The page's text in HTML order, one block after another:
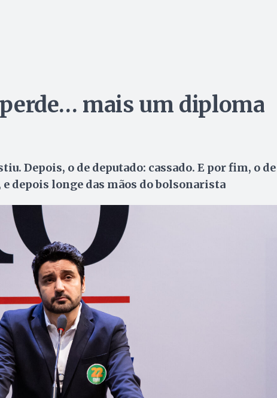
mais um diploma
Depois, o de deputado: cassado. E por fim, o de
depois longe das mãos do bolsonarista